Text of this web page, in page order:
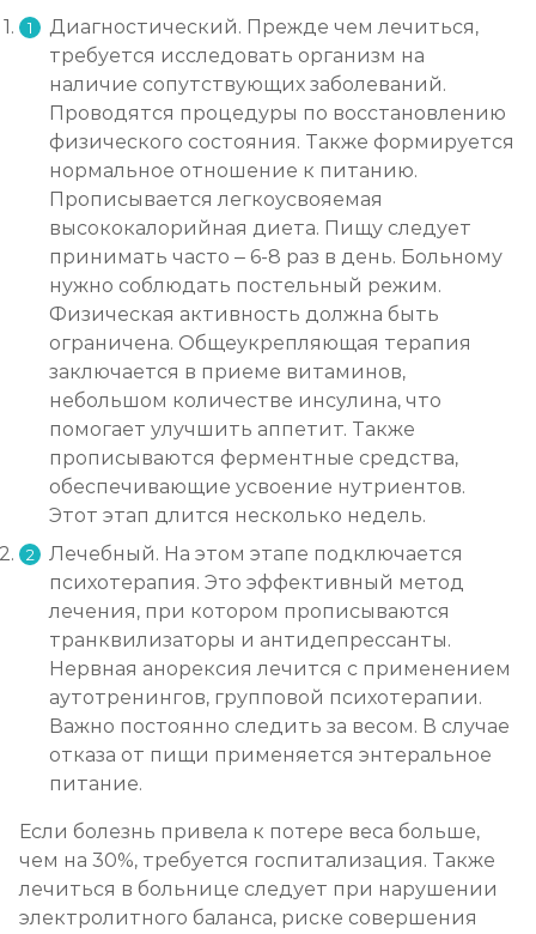
Диагностический. Прежде чем лечиться,
требуется исследовать организм на
наличие сопутствующих заболеваний.
Проводятся процедуры по восстановлению
физического состояния. Также формируется
нормальное отношение к питанию.
Прописывается легкоусвояемая
высококалорийная диета. Пищу следует
принимать часто – 6-8 раз в день. Больному
нужно соблюдать постельный режим.
Физическая активность должна быть
ограничена. Общеукрепляющая терапия
заключается в приеме витаминов,
небольшом количестве инсулина, что
помогает улучшить аппетит. Также
прописываются ферментные средства,
обеспечивающие усвоение нутриентов.
Этот этап длится несколько недель.
Лечебный. На этом этапе подключается
психотерапия. Это эффективный метод
лечения, при котором прописываются
транквилизаторы и антидепрессанты.
Нервная анорексия лечится с применением
аутотренингов, групповой психотерапии.
Важно постоянно следить за весом. В случае
отказа от пищи применяется энтеральное
питание.
Если болезнь привела к потере веса больше,
чем на 30%, требуется госпитализация. Также
лечиться в больнице следует при нарушении
электролитного баланса, риске совершения